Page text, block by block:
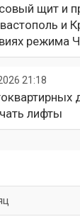
щит и
и
режима
21:18
лифты